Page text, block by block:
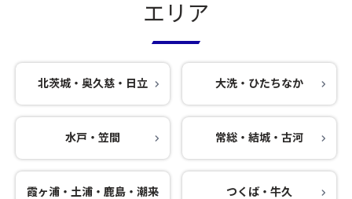
エリア
北茨城・奥久慈・日立 大洗・ひたちなか
水戸・笠間 常総・結城・古河
霞ヶ浦・土浦・鹿島・潮来 つくば・牛久